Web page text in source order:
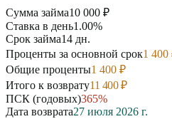
Сумма займа10 000 ₽
Ставка в день1.00%
Срок займа14 дн.
Проценты за основной срок1 400
Общие проценты1 400 ₽
Итого к возврату11 400 ₽
ПСК (годовых)365%
Дата возврата27 июля 2026 г.